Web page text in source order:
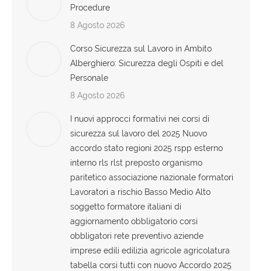
Procedure
8 Agosto 2026
Corso Sicurezza sul Lavoro in Ambito
Alberghiero: Sicurezza degli Ospiti e del
Personale
8 Agosto 2026
I nuovi approcci formativi nei corsi di
sicurezza sul lavoro del 2025 Nuovo
accordo stato regioni 2025 rspp esterno
interno rls rlst preposto organismo
paritetico associazione nazionale formatori
Lavoratori a rischio Basso Medio Alto
soggetto formatore italiani di
aggiornamento obbligatorio corsi
obbligatori rete preventivo aziende
imprese edili edilizia agricole agricolatura
tabella corsi tutti con nuovo Accordo 2025